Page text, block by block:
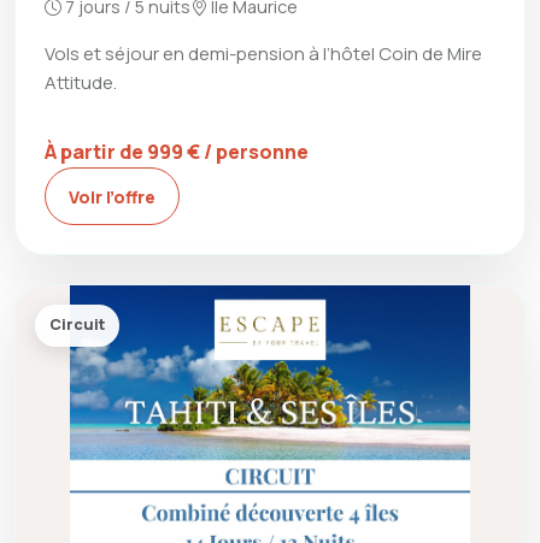
7 jours / 5 nuits Île Maurice
Vols et séjour en demi-pension à l’hôtel Coin de Mire
Attitude.
À partir de 999 € / personne
Voir l’offre
Circuit